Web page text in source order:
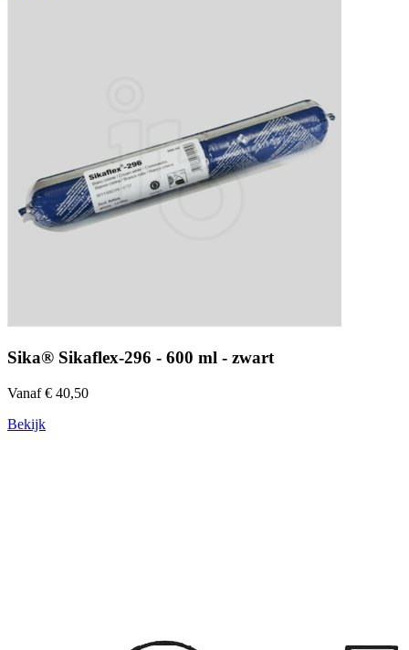
Sika® Sikaflex-296 - 600 ml - zwart
Vanaf € 40,50
Bekijk